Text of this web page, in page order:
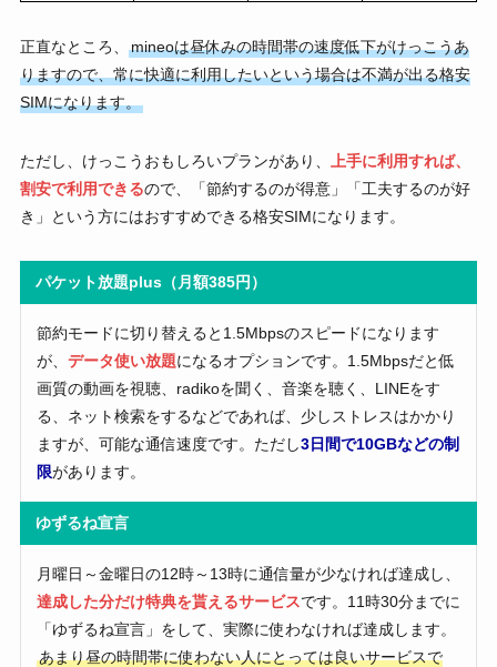
正直なところ、
mineoは昼休みの時間帯の速度低下がけっこうあ
りますので、常に快適に利用したいという場合は不満が出る格安
SIMになります。
ただし、けっこうおもしろいプランがあり、
上手に利用すれば、
割安で利用できるので、「節約するのが得意」「工夫するのが好
き」という方にはおすすめできる格安SIMになります。
パケット放題plus（月額385円）
節約モードに切り替えると1.5Mbpsのスピードになります
が、 データ使い放題になるオプションです。1.5Mbpsだと低
画質の動画を視聴、radikoを聞く、音楽を聴く、LINEをす
る、ネット検索をするなどであれば、少しストレスはかかり
ますが、可能な通信速度です。ただし3日間で10GBなどの制
限があります。
ゆずるね宣言
月曜日～金曜日の12時～13時に通信量が少なければ達成し、
達成した分だけ特典を貰えるサービスです。11時30分までに
「ゆずるね宣言」をして、実際に使わなければ達成します。
あまり昼の時間帯に使わない人にとっては良いサービスで